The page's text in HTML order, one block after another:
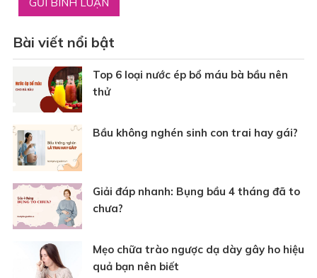
Bài viết nổi bật
Top 6 loại nước ép bổ máu bà bầu nên
thử
Bầu không nghén sinh con trai hay gái?
Giải đáp nhanh: Bụng bầu 4 tháng đã to
chưa?
Mẹo chữa trào ngược dạ dày gây ho hiệu
quả bạn nên biết